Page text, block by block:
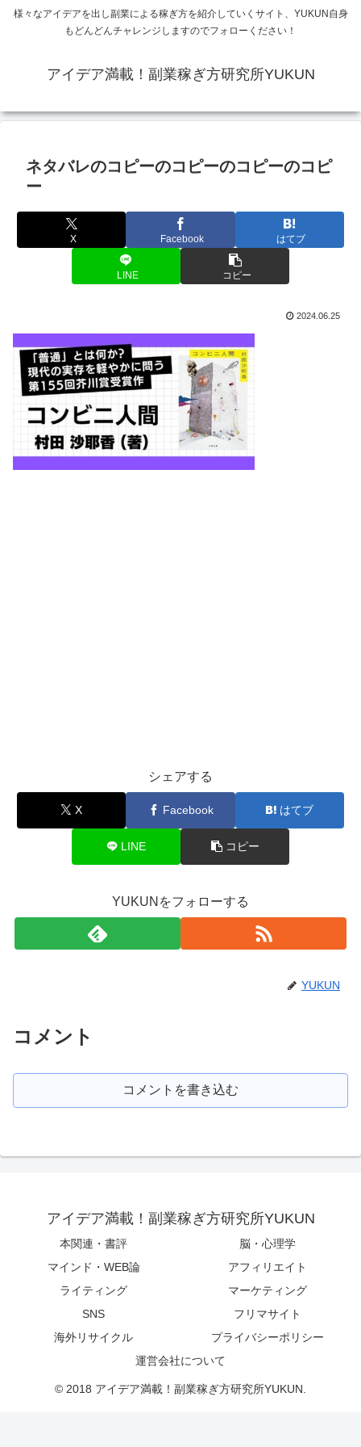
様々なアイデアを出し副業による稼ぎ方を紹介していくサイト、YUKUN自身
もどんどんチャレンジしますのでフォローください！
アイデア満載！副業稼ぎ方研究所YUKUN
ネタバレのコピーのコピーのコピーのコピ
ー
X Facebook はてブ
LINE コピー
2024.06.25
シェアする
X Facebook はてブ
LINE コピー
YUKUNをフォローする
YUKUN
コメント
コメントを書き込む
アイデア満載！副業稼ぎ方研究所YUKUN
本関連・書評
脳・心理学
マインド・WEB論
アフィリエイト
ライティング
マーケティング
SNS
フリマサイト
海外リサイクル
プライバシーポリシー
運営会社について
© 2018 アイデア満載！副業稼ぎ方研究所YUKUN.